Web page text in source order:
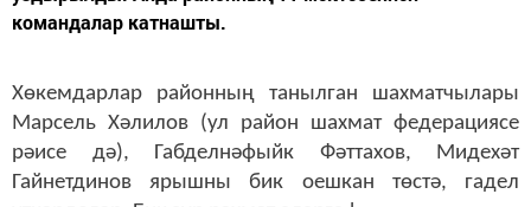
командалар катнашты.
Хөкемдарлар районның танылган шахматчылары
Марсель Хәлилов (ул район шахмат федерациясе
рәисе дә), Габделнәфыйк Фәттахов, Мидехәт
Гайнетдинов ярышны бик оешкан төстә, гадел